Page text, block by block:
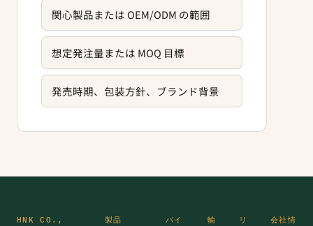
関心製品または OEM/ODM の範囲
想定発注量または MOQ 目標
発売時期、包装方針、ブランド背景
HNK CO.,
製品
バイ
輸
リ
会社情